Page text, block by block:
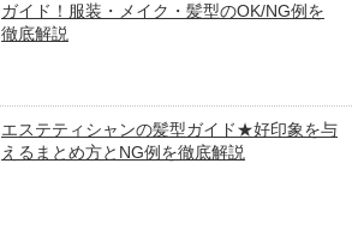
ガイド！服装・メイク・髪型のOK/NG例を
徹底解説
エステティシャンの髪型ガイド★好印象を与
えるまとめ方とNG例を徹底解説